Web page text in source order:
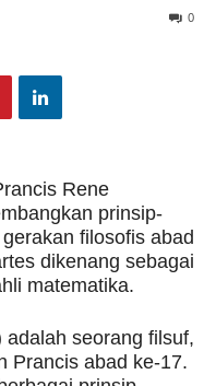
0
Rene
prinsip-
filosofis abad
dikenang sebagai
matematika.
seorang filsuf,
Prancis abad ke-17.